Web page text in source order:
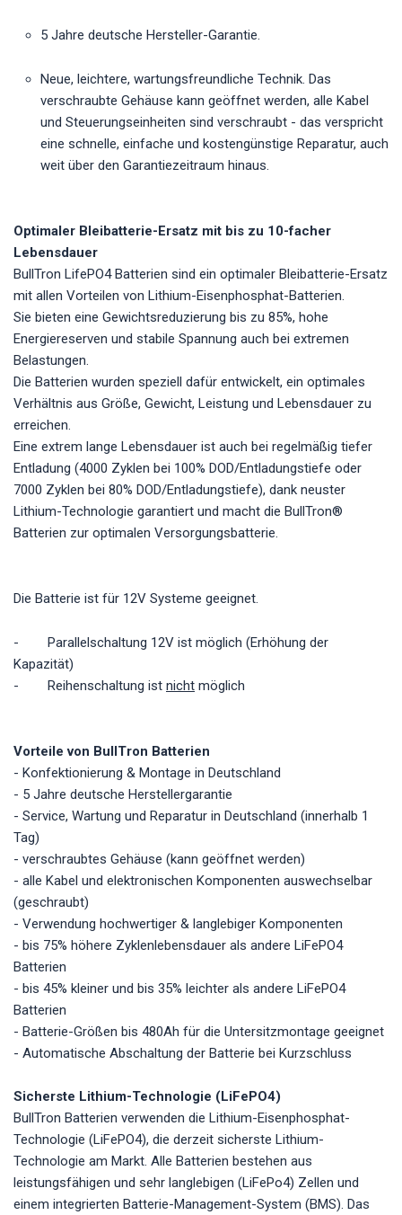
5 Jahre deutsche Hersteller-Garantie.
Neue, leichtere, wartungsfreundliche Technik. Das
verschraubte Gehäuse kann geöffnet werden, alle Kabel
und Steuerungseinheiten sind verschraubt - das verspricht
eine schnelle, einfache und kostengünstige Reparatur, auch
weit über den Garantiezeitraum hinaus.
Optimaler Bleibatterie-Ersatz mit bis zu 10-facher
Lebensdauer
BullTron LifePO4 Batterien sind ein optimaler Bleibatterie-Ersatz
mit allen Vorteilen von Lithium-Eisenphosphat-Batterien.
Sie bieten eine Gewichtsreduzierung bis zu 85%, hohe
Energiereserven und stabile Spannung auch bei extremen
Belastungen.
Die Batterien wurden speziell dafür entwickelt, ein optimales
Verhältnis aus Größe, Gewicht, Leistung und Lebensdauer zu
erreichen.
Eine extrem lange Lebensdauer ist auch bei regelmäßig tiefer
Entladung (4000 Zyklen bei 100% DOD/Entladungstiefe oder
7000 Zyklen bei 80% DOD/Entladungstiefe), dank neuster
Lithium-Technologie garantiert und macht die BullTron®
Batterien zur optimalen Versorgungsbatterie.
Die Batterie ist für 12V Systeme geeignet.
- Parallelschaltung 12V ist möglich (Erhöhung der
Kapazität)
- Reihenschaltung ist nicht möglich
Vorteile von BullTron Batterien
- Konfektionierung & Montage in Deutschland
- 5 Jahre deutsche Herstellergarantie
- Service, Wartung und Reparatur in Deutschland (innerhalb 1
Tag)
- verschraubtes Gehäuse (kann geöffnet werden)
- alle Kabel und elektronischen Komponenten auswechselbar
(geschraubt)
- Verwendung hochwertiger & langlebiger Komponenten
- bis 75% höhere Zyklenlebensdauer als andere LiFePO4
Batterien
- bis 45% kleiner und bis 35% leichter als andere LiFePO4
Batterien
- Batterie-Größen bis 480Ah für die Untersitzmontage geeignet
- Automatische Abschaltung der Batterie bei Kurzschluss
Sicherste Lithium-Technologie (LiFePO4)
BullTron Batterien verwenden die Lithium-Eisenphosphat-
Technologie (LiFePO4), die derzeit sicherste Lithium-
Technologie am Markt. Alle Batterien bestehen aus
leistungsfähigen und sehr langlebigen (LiFePo4) Zellen und
einem integrierten Batterie-Management-System (BMS). Das